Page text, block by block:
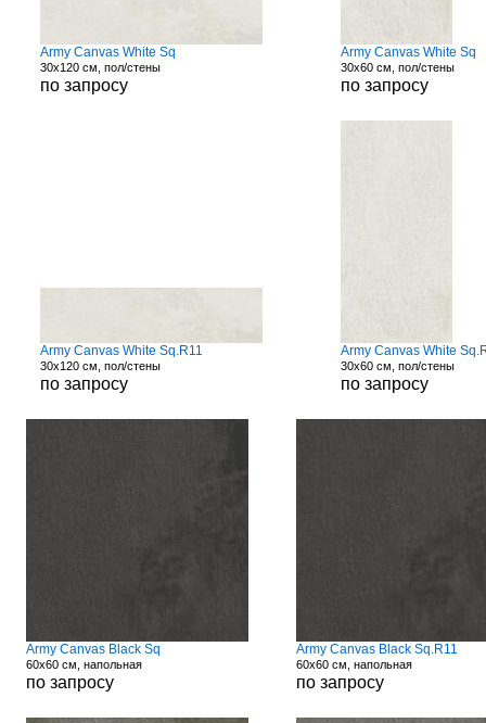
Army Canvas White Sq
30x120 см, пол/стены
по запросу
Army Canvas White Sq
30x60 см, пол/стены
по запросу
Army Canvas White Sq.R11
30x120 см, пол/стены
по запросу
Army Canvas White
30x60 см, пол/стены
по запросу
Army Canvas Black Sq
60x60 см, напольная
по запросу
Army Canvas Black Sq.R11
60x60 см, напольная
по запросу